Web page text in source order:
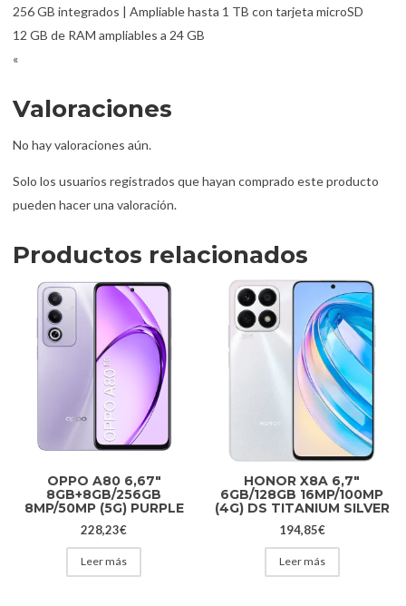
256 GB integrados | Ampliable hasta 1 TB con tarjeta microSD
12 GB de RAM ampliables a 24 GB
«
Valoraciones
No hay valoraciones aún.
Solo los usuarios registrados que hayan comprado este producto
pueden hacer una valoración.
Productos relacionados
OPPO A80 6,67″
8GB+8GB/256GB
8MP/50MP (5G) PURPLE
228,23€
Leer más
HONOR X8A 6,7″
6GB/128GB 16MP/100MP
(4G) DS TITANIUM SILVER
194,85€
Leer más